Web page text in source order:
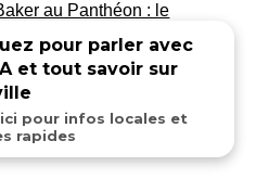
au Panthéon : le
pour parler avec
et tout savoir sur
pour infos locales et
rapides